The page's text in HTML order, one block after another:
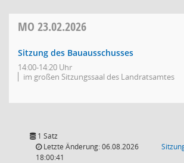
MO 23.02.2026
Sitzung des Bauausschusses
14:00-14:20 Uhr
im großen Sitzungssaal des Landratsamtes
1 Satz
Letzte Änderung: 06.08.2026
18:00:41